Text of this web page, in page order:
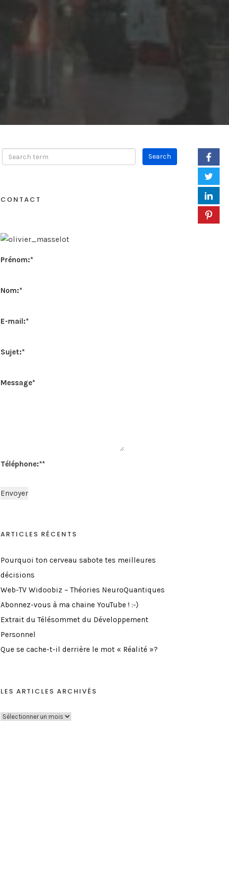
CONTACT
Prénom:*
Nom:*
E-mail:*
Sujet:*
Message*
Téléphone:**
ARTICLES RÉCENTS
Pourquoi ton cerveau sabote tes meilleures
décisions
Web-TV Widoobiz – Théories NeuroQuantiques
Abonnez-vous à ma chaine YouTube ! :-)
Extrait du Télésommet du Développement
Personnel
Que se cache-t-il derrière le mot « Réalité »?
LES ARTICLES ARCHIVÉS
L